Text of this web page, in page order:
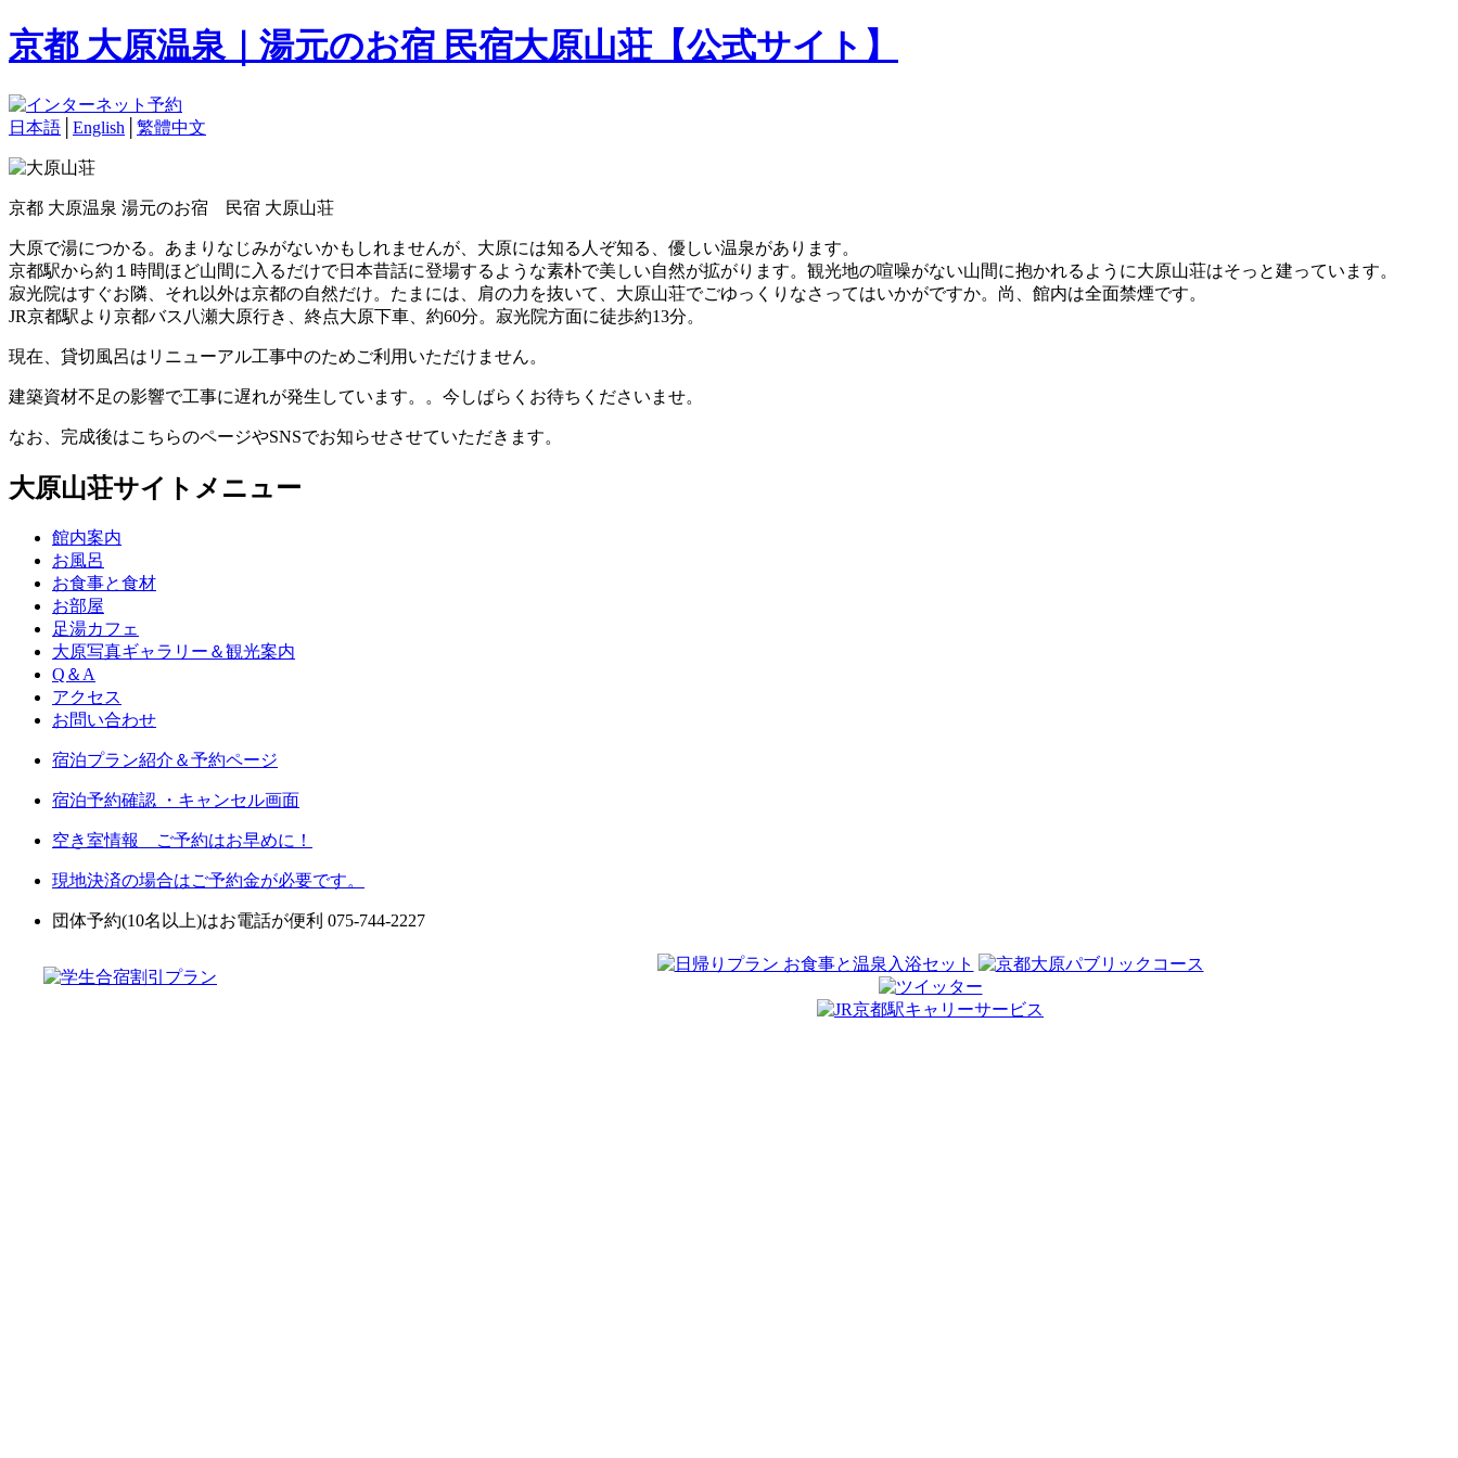
京都 大原温泉｜湯元のお宿 民宿大原山荘【公式サイト】
日本語 English 繁體中文
京都 大原温泉 湯元のお宿 民宿 大原山荘
大原で湯につかる。あまりなじみがないかもしれませんが、大原には知る人ぞ知る、優しい温泉があります。
京都駅から約１時間ほど山間に入るだけで日本昔話に登場するような素朴で美しい自然が拡がります。観光地の喧噪がない山間に抱かれるように大原山荘はそっと建っています。
寂光院はすぐお隣、それ以外は京都の自然だけ。たまには、肩の力を抜いて、大原山荘でごゆっくりなさってはいかがですか。尚、館内は全面禁煙です。
JR京都駅より京都バス八瀬大原行き、終点大原下車、約60分。寂光院方面に徒歩約13分。
現在、貸切風呂はリニューアル工事中のためご利用いただけません。
建築資材不足の影響で工事に遅れが発生しています。。今しばらくお待ちくださいませ。
なお、完成後はこちらのページやSNSでお知らせさせていただきます。
大原山荘サイトメニュー
館内案内
お風呂
お食事と食材
お部屋
足湯カフェ
大原写真ギャラリー＆観光案内
Q＆A
アクセス
お問い合わせ
宿泊プラン紹介＆予約ページ
宿泊予約確認 ・キャンセル画面
空き室情報 ご予約はお早めに！
現地決済の場合はご予約金が必要です。
団体予約(10名以上)はお電話が便利 075-744-2227